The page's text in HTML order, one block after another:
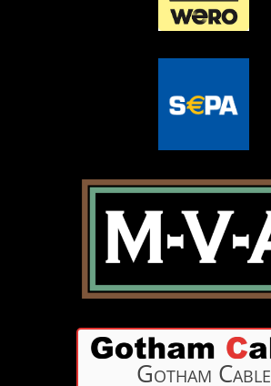
Gotham Cable